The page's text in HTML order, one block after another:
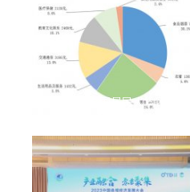
2022年全国居民人均可支配